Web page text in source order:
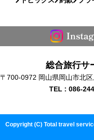
総合旅行サ
〒700-0972 岡山県岡山市北
TEL : 086-
Copyright (C) Total travel